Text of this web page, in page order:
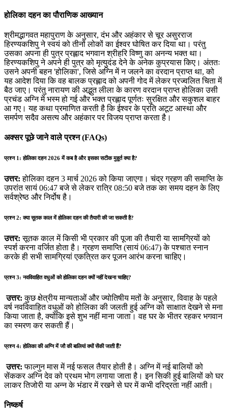
होलिका दहन का पौराणिक आख्यान
श्रीमद्भागवत महापुराण के अनुसार, दंभ और अहंकार से चूर असुरराज
हिरण्यकशिपु ने स्वयं को तीनों लोकों का ईश्वर घोषित कर दिया था। परंतु
उसका अपना ही पुत्र प्रह्लाद भगवान श्रीहरि विष्णु का अनन्य भक्त था।
हिरण्यकशिपु ने अपने ही पुत्र को मृत्युदंड देने के अनेक कुप्रयास किए। अंततः
उसने अपनी बहन 'होलिका', जिसे अग्नि में न जलने का वरदान प्राप्त था, को
यह आदेश दिया कि वह बालक प्रह्लाद को अपनी गोद में लेकर प्रज्वलित चिता में
बैठ जाए। परंतु नारायण की अद्भुत लीला के कारण वरदान प्राप्त होलिका उसी
प्रचंड अग्नि में भस्म हो गई और भक्त प्रह्लाद पूर्णतः सुरक्षित और सकुशल बाहर
आ गए। यह कथा प्रमाणित करती है कि ईश्वर के प्रति अटूट आस्था और
समर्पण सदैव असत्य और अहंकार पर विजय प्राप्त करता है।
अक्सर पूछे जाने वाले प्रश्न (FAQs)
प्रश्न 1: होलिका दहन 2026 में कब है और इसका सटीक मुहूर्त क्या है?
उत्तर: होलिका दहन 3 मार्च 2026 को किया जाएगा। चंद्र ग्रहण की समाप्ति के
उपरांत सायं 06:47 बजे से लेकर रात्रि 08:50 बजे तक का समय दहन के लिए
सर्वश्रेष्ठ और निर्दोष है।
प्रश्न 2: क्या सूतक काल में होलिका दहन की तैयारी की जा सकती है?
उत्तर: सूतक काल में किसी भी प्रकार की पूजा की तैयारी या सामग्रियों को
स्पर्श करना वर्जित होता है। ग्रहण समाप्ति (सायं 06:47) के पश्चात स्नान
करके ही सभी सामग्रियां एकत्रित कर पूजन आरंभ करना चाहिए।
प्रश्न 3: नवविवाहित वधुओं को होलिका दहन क्यों नहीं देखना चाहिए?
उत्तर: कुछ क्षेत्रीय मान्यताओं और ज्योतिषीय मतों के अनुसार, विवाह के पहले
वर्ष नवविवाहित वधुओं को होलिका की जलती हुई अग्नि को साक्षात देखने से मना
किया जाता है, क्योंकि इसे शुभ नहीं माना जाता। वह घर के भीतर रहकर भगवान
का स्मरण कर सकती हैं।
प्रश्न 4: होलिका की अग्नि में जौ की बालियां क्यों सेंकी जाती हैं?
उत्तर: फाल्गुन मास में नई फसल तैयार होती है। अग्नि में नई बालियों को
सेंककर अग्नि देव को प्रथम भोग लगाया जाता है। इन सिकी हुई बालियों को घर
लाकर तिजोरी या अन्न के भंडार में रखने से घर में कभी दरिद्रता नहीं आती।
निष्कर्ष